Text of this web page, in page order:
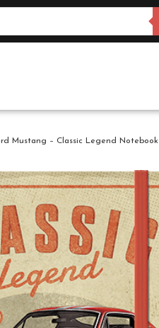
Mustang – Classic Legend Notebook